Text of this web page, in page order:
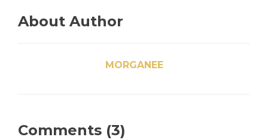
About Author
MORGANEE
Comments (3)